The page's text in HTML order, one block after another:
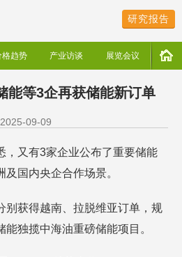
研究报告
格趋势 产业访谈 展览会议
能等3企再获储能新订单
2025-09-09
，又有3家企业公布了重要储能
国内央企合作场景。
别获得越南、拉脱维亚订单，规
独揽中海油重磅储能项目。